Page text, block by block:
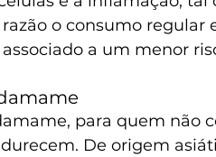
o consumo regular
a um menor
para quem não
De origem